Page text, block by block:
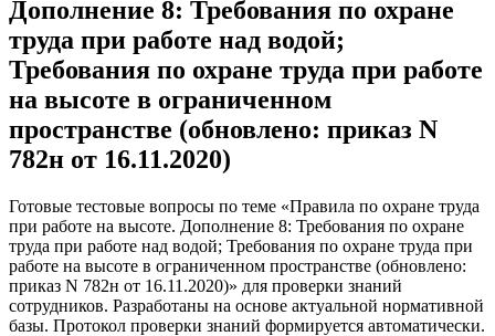
Дополнение 8: Требования по охране
труда при работе над водой;
Требования по охране труда при работе
на высоте в ограниченном
пространстве (обновлено: приказ N
782н от 16.11.2020)
Готовые тестовые вопросы по теме «Правила по охране труда
при работе на высоте. Дополнение 8: Требования по охране
труда при работе над водой; Требования по охране труда при
работе на высоте в ограниченном пространстве (обновлено:
приказ N 782н от 16.11.2020)» для проверки знаний
сотрудников. Разработаны на основе актуальной нормативной
базы. Протокол проверки знаний формируется автоматически.